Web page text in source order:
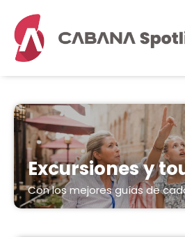
Excursiones y
Con los mejores guías de